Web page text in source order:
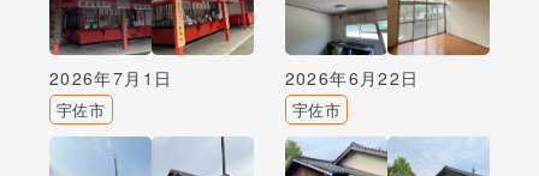
2026年7月1日
宇佐市
2026年6月22日
宇佐市